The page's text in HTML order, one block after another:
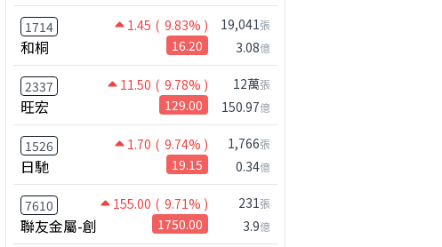
1714 1.45 ( 9.83% )
和桐 16.20
19,041張
3.08億
2337 11.50 ( 9.78% )
旺宏 129.00
12萬張
150.97億
1526 1.70 ( 9.74% )
日馳 19.15
1,766張
0.34億
7610 155.00 ( 9.71% )
聯友金屬-創 1750.00
231張
3.9億